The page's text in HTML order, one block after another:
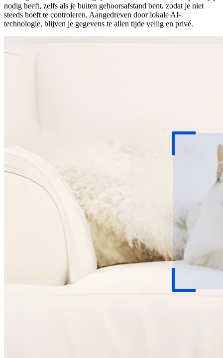
nodig heeft, zelfs als je buiten gehoorsafstand bent, zodat je niet
steeds hoeft te controleren. Aangedreven door lokale AI-
technologie, blijven je gegevens te allen tijde veilig en privé.